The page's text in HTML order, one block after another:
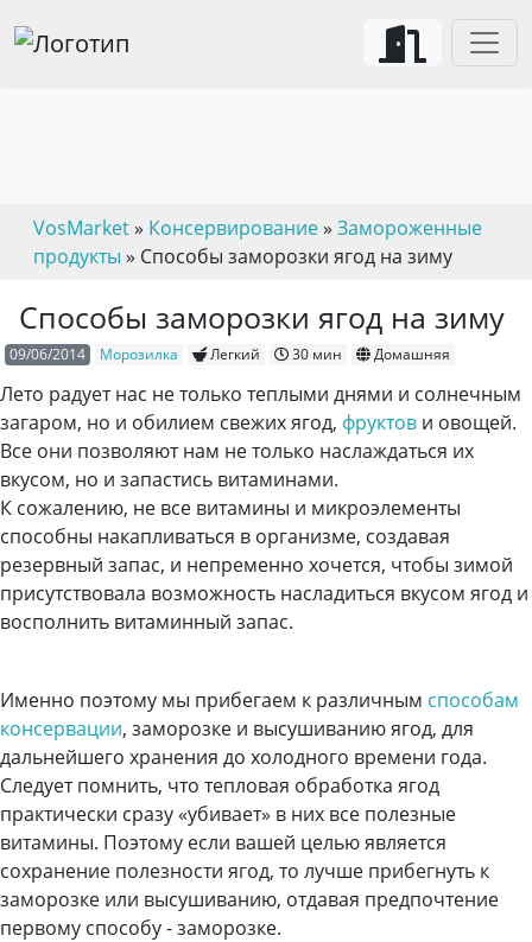
VosMarket» Консервирование» Замороженные
продукты » Способы заморозки ягод на зиму
Способы заморозки ягод на зиму
09/06/2014 Морозилка Легкий 30 мин Домашняя
Лето радует нас не только теплыми днями и солнечным
загаром, но и обилием свежих ягод, фруктов и овощей.
Все они позволяют нам не только наслаждаться их
вкусом, но и запастись витаминами.
К сожалению, не все витамины и микроэлементы
способны накапливаться в организме, создавая
резервный запас, и непременно хочется, чтобы зимой
присутствовала возможность насладиться вкусом ягод и
восполнить витаминный запас.
Именно поэтому мы прибегаем к различным способам
консервации, заморозке и высушиванию ягод, для
дальнейшего хранения до холодного времени года.
Следует помнить, что тепловая обработка ягод
практически сразу «убивает» в них все полезные
витамины. Поэтому если вашей целью является
сохранение полезности ягод, то лучше прибегнуть к
заморозке или высушиванию, отдавая предпочтение
первому способу - заморозке.